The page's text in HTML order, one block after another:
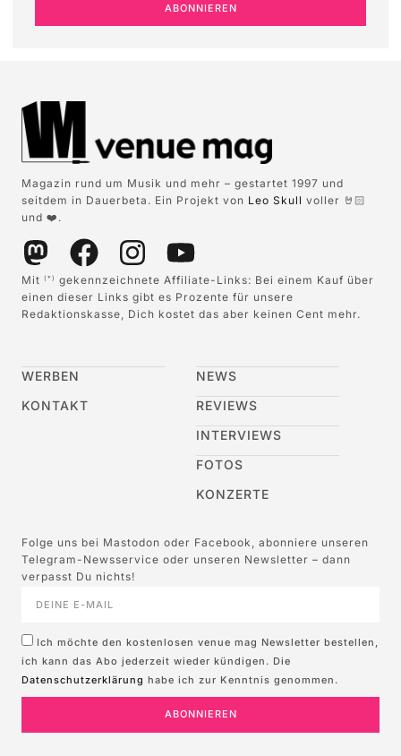
ABONNIEREN
Magazin rund um Musik und mehr – gestartet 1997 und
seitdem in Dauerbeta. Ein Projekt von Leo Skull voller 🤘🏻
und ❤️.
Mit (*)
gekennzeichnete Affiliate-Links: Bei einem Kauf über
einen dieser Links gibt es Prozente für unsere
Redaktionskasse, Dich kostet das aber keinen Cent mehr.
WERBEN
KONTAKT
NEWS
REVIEWS
INTERVIEWS
FOTOS
KONZERTE
Folge uns bei Mastodon oder Facebook, abonniere unseren
Telegram-Newsservice oder unseren Newsletter – dann
verpasst Du nichts!
Ich möchte den kostenlosen venue mag Newsletter bestellen,
ich kann das Abo jederzeit wieder kündigen. Die
Datenschutzerklärung habe ich zur Kenntnis genommen.
ABONNIEREN